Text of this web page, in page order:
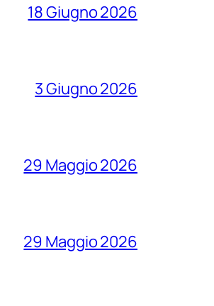
18 Giugno 2026
3 Giugno 2026
29 Maggio 2026
29 Maggio 2026